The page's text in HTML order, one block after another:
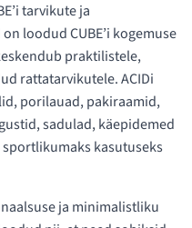
tarvikute ja
loodud CUBE’i kogemuse
praktilistele,
rattatarvikutele. ACIDi
porilauad, pakiraamid,
sadulad, käepidemed
kasutuseks
ja minimalistliku